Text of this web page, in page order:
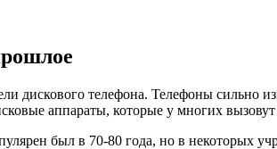
дискового телефона. Телефоны сильно
аппараты, которые у многих
был в 70-80 года, но в некоторых